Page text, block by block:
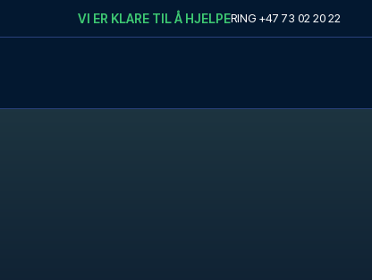
VI ER KLARE TIL Å HJELPERING +47 73 02 20 22